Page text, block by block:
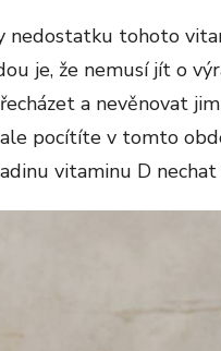
nedostatku tohoto
je, že nemusí jít o
a nevěnovat
pocítíte v tomto
vitaminu D